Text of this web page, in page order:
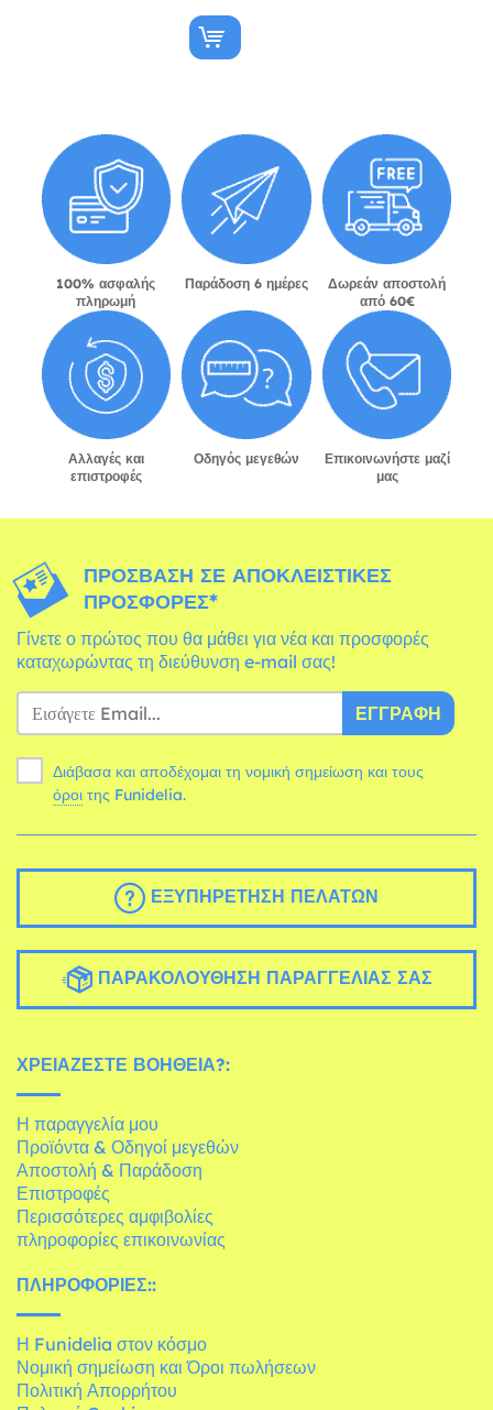
100% ασφαλής
πληρωμή
Παράδοση 6 ημέρες
Δωρεάν αποστολή
από 60€
Αλλαγές και
επιστροφές
Οδηγός μεγεθών
Επικοινωνήστε μαζί
μας
ΠΡΌΣΒΑΣΗ ΣΕ ΑΠΟΚΛΕΙΣΤΙΚΈΣ
ΠΡΟΣΦΟΡΈΣ*
Γίνετε ο πρώτος που θα μάθει για νέα και προσφορές
καταχωρώντας τη διεύθυνση e-mail σας!
ΕΓΓΡΑΦΉ
Διάβασα και αποδέχομαι τη νομική σημείωση και τους
όροι της Funidelia.
ΕΞΥΠΗΡΈΤΗΣΗ ΠΕΛΑΤΏΝ
ΠΑΡΑΚΟΛΟΎΘΗΣΗ ΠΑΡΑΓΓΕΛΊΑΣ ΣΑΣ
ΧΡΕΙΆΖΕΣΤΕ ΒΟΉΘΕΙΑ?:
Η παραγγελία μου
Προϊόντα & Οδηγοί μεγεθών
Αποστολή & Παράδοση
Επιστροφές
Περισσότερες αμφιβολίες
πληροφορίες επικοινωνίας
ΠΛΗΡΟΦΟΡΊΕΣ::
Η Funidelia στον κόσμο
Νομική σημείωση και Όροι πωλήσεων
Πολιτική Απορρήτου